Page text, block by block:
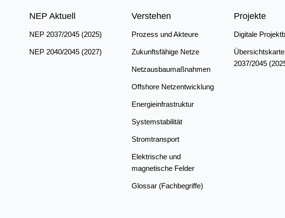
NEP Aktuell
NEP 2037/2045 (2025)
NEP 2040/2045 (2027)
Verstehen
Prozess und Akteure
Zukunftsfähige Netze
Netzausbaumaßnahmen
Offshore Netzentwicklung
Energieinfrastruktur
Systemstabilität
Stromtransport
Elektrische und
magnetische Felder
Glossar (Fachbegriffe)
Projekte
Digitale
2037/2045